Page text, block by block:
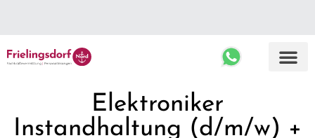
Top Ergebnisse
Elektroniker
Instandhaltung (d/m/w) +